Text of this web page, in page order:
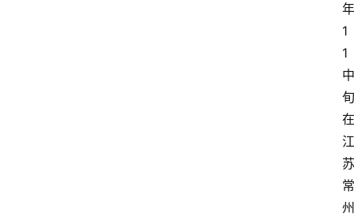
年
1
1
中
旬
在
江
苏
常
州